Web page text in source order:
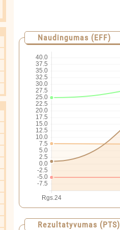
Naudingumas (EFF)
Rezultatyvumas (PTS)